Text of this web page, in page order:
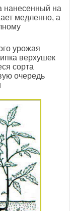
нанесенный на
медленно, а
урожая
верхушек
сорта
очередь